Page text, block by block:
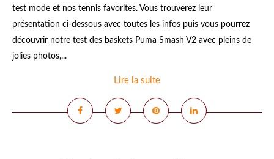
test mode et nos tennis favorites. Vous trouverez leur
présentation ci-dessous avec toutes les infos puis vous pourrez
découvrir notre test des baskets Puma Smash V2 avec pleins de
jolies photos,...
Lire la suite